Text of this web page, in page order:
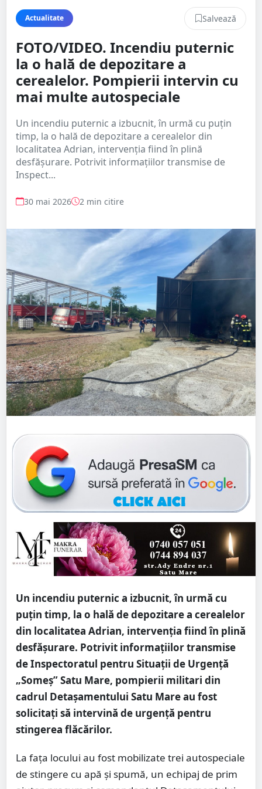
Actualitate Salvează
FOTO/VIDEO. Incendiu puternic
la o hală de depozitare a
cerealelor. Pompierii intervin cu
mai multe autospeciale
Un incendiu puternic a izbucnit, în urmă cu puțin
timp, la o hală de depozitare a cerealelor din
localitatea Adrian, intervenția fiind în plină
desfășurare. Potrivit informațiilor transmise de
Inspect...
30 mai 2026 2 min citire
Un incendiu puternic a izbucnit, în urmă cu
puțin timp, la o hală de depozitare a cerealelor
din localitatea Adrian, intervenția fiind în plină
desfășurare. Potrivit informațiilor transmise
de Inspectoratul pentru Situații de Urgență
„Someș” Satu Mare, pompierii militari din
cadrul Detașamentului Satu Mare au fost
solicitați să intervină de urgență pentru
stingerea flăcărilor.
La fața locului au fost mobilizate trei autospeciale
de stingere cu apă și spumă, un echipaj de prim